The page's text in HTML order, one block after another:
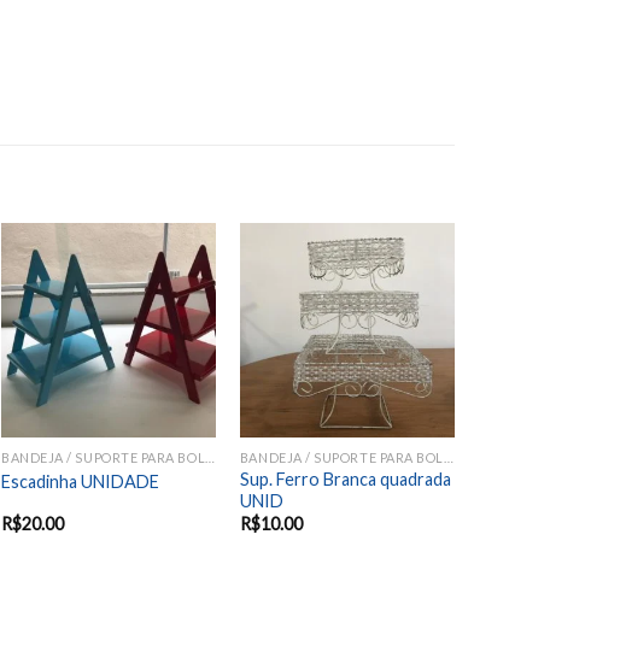
Add to
wishlist
Escadinha UNIDADE
R$20.00
Add to
wishlist
Sup. Ferro Branca quadrada
UNID
R$10.00